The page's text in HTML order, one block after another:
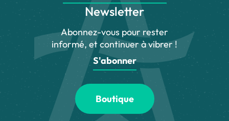
Newsletter
Abonnez-vous pour rester
informé, et continuer à vibrer !
S'abonner
Boutique